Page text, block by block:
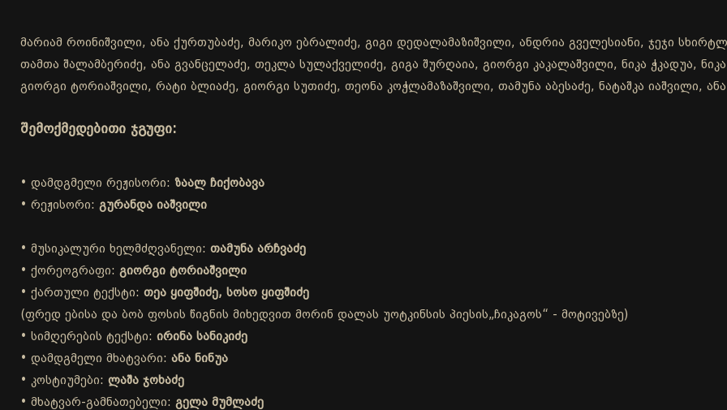
მარიამ როინიშვილი, ანა ქურთუბაძე, მარიკო ებრალიძე, გიგი დედალამაზიშვილი, ანდრია გველესიანი, ჯეჯი
თამთა შალამბერიძე, ანა გვანცელაძე, თეკლა სულაქველიძე, გიგა შურღაია, გიორგი კაკალაშვილი, ნიკა ჭკადუა,
გიორგი ტორიაშვილი, რატი ბლიაძე, გიორგი სუთიძე, თეონა კოჭლამაზაშვილი, თამუნა აბესაძე, ნატაშკა იაშვილი,
შემოქმედებითი ჯგუფი:
• დამდგმელი რეჟისორი: ზაალ ჩიქობავა
• რეჟისორი: გურანდა იაშვილი
• მუსიკალური ხელმძღვანელი: თამუნა არჩვაძე
• ქორეოგრაფი: გიორგი ტორიაშვილი
• ქართული ტექსტი: თეა ყიფშიძე, სოსო ყიფშიძე
(ფრედ ებისა და ბობ ფოსის წიგნის მიხედვით მორინ დალას უოტკინსის პიესის„ჩიკაგოს“ - მოტივებზე)
• სიმღერების ტექსტი: ირინა სანიკიძე
• დამდგმელი მხატვარი: ანა ნინუა
• კოსტიუმები: ლაშა ჯოხაძე
• მხატვარ-გამნათებელი: გელა მუმლაძე